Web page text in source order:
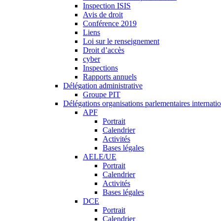
Inspection ISIS
Avis de droit
Conférence 2019
Liens
Loi sur le renseignement
Droit d’accès
cyber
Inspections
Rapports annuels
Délégation administrative
Groupe PIT
Délégations organisations parlementaires
APF
Portrait
Calendrier
Activités
Bases légales
AELE/UE
Portrait
Calendrier
Activités
Bases légales
DCE
Portrait
Calendrier